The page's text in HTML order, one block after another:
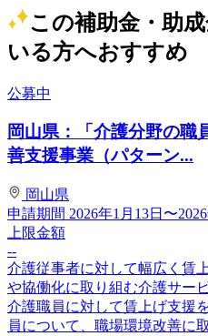
この補助金・助
いる方へおすすめ
公募中
岡山県：「介護分野の職
善支援事業（パターン...
岡山県
申請期間 2026年1月13日〜
上限金額
--
介護従事者に対して幅広く賃
や協働化に取り組む介護サー
介護職員に対して賃上げ支援
員について、職場環境改善に